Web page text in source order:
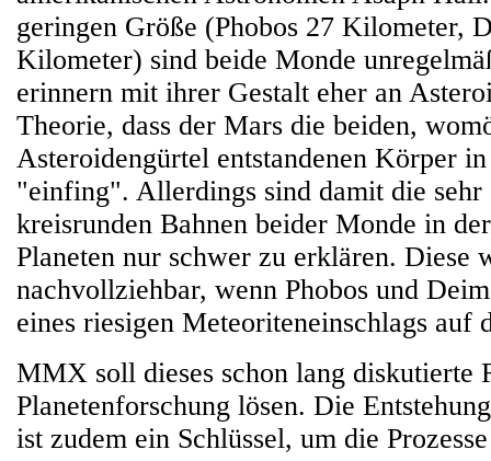
geringen Größe (Phobos 27 Kilometer,
Kilometer) sind beide Monde
erinnern mit ihrer Gestalt eher an
Theorie, dass der Mars die beiden,
Asteroidengürtel entstandenen Körper
"einfing". Allerdings sind damit die sehr
kreisrunden Bahnen beider Monde in
Planeten nur schwer zu erklären. Diese
nachvollziehbar, wenn Phobos und
eines riesigen Meteoriteneinschlags auf
MMX soll dieses schon lang diskutierte
Planetenforschung lösen. Die
ist zudem ein Schlüssel, um die